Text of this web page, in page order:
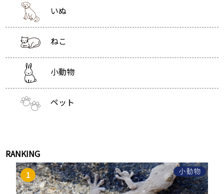
いぬ
ねこ
小動物
ペット
RANKING
小動物